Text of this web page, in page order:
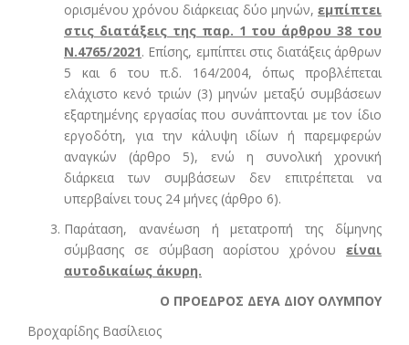
ορισμένου χρόνου διάρκειας δύο μηνών, εμπίπτει
στις διατάξεις της παρ. 1 του άρθρου 38 του
Ν.4765/2021. Επίσης, εμπίπτει στις διατάξεις άρθρων
5 και 6 του π.δ. 164/2004, όπως προβλέπεται
ελάχιστο κενό τριών (3) μηνών μεταξύ συμβάσεων
εξαρτημένης εργασίας που συνάπτονται με τον ίδιο
εργοδότη, για την κάλυψη ιδίων ή παρεμφερών
αναγκών (άρθρο 5), ενώ η συνολική χρονική
διάρκεια των συμβάσεων δεν επιτρέπεται να
υπερβαίνει τους 24 μήνες (άρθρο 6).
Παράταση, ανανέωση ή μετατροπή της δίμηνης
σύμβασης σε σύμβαση αορίστου χρόνου είναι
αυτοδικαίως άκυρη.
Ο ΠΡΟΕΔΡΟΣ ΔΕΥΑ ΔΙΟΥ ΟΛΥΜΠΟΥ
Βροχαρίδης Βασίλειος